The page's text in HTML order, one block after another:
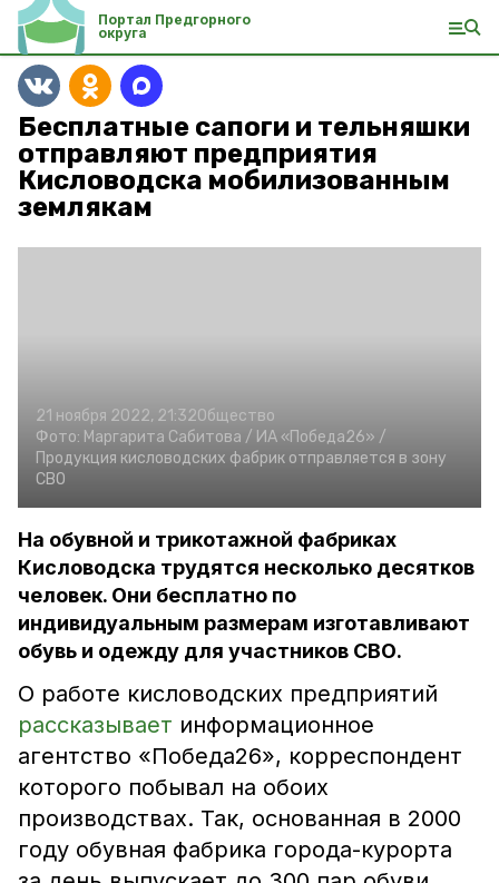
Портал Предгорного
округа
Бесплатные сапоги и тельняшки
отправляют предприятия
Кисловодска мобилизованным
землякам
21 ноября 2022, 21:32Общество
Фото: Маргарита Сабитова / ИА «Победа26» /
Продукция кисловодских фабрик отправляется в зону
СВО
На обувной и трикотажной фабриках
Кисловодска трудятся несколько десятков
человек. Они бесплатно по
индивидуальным размерам изготавливают
обувь и одежду для участников СВО.
О работе кисловодских предприятий
рассказывает информационное
агентство «Победа26», корреспондент
которого побывал на обоих
производствах. Так, основанная в 2000
году обувная фабрика города-курорта